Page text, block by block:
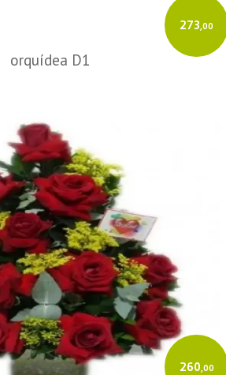
273,00
orquídea D1
260,00